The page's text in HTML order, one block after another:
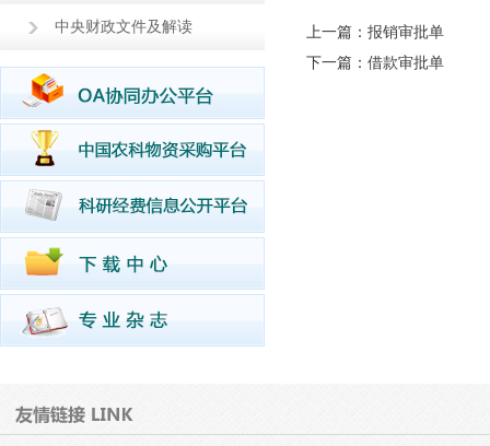
中央财政文件及解读 上一篇： 报销审批单
下一篇： 借款审批单